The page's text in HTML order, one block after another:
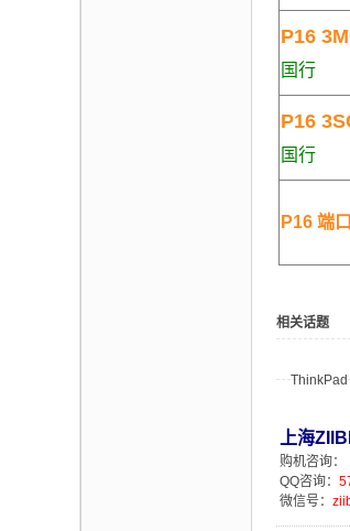
P16
国行
P16
国行
P16 端口
相关话题
上海
购机咨询：
QQ咨询：
微信号：